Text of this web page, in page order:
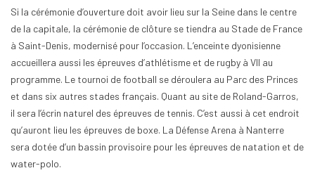
Si la cérémonie d’ouverture doit avoir lieu sur la Seine dans le centre
de la capitale, la cérémonie de clôture se tiendra au Stade de France
à Saint-Denis, modernisé pour l’occasion. L’enceinte dyonisienne
accueillera aussi les épreuves d’athlétisme et de rugby à VII au
programme. Le tournoi de football se déroulera au Parc des Princes
et dans six autres stades français. Quant au site de Roland-Garros,
il sera l’écrin naturel des épreuves de tennis. C’est aussi à cet endroit
qu’auront lieu les épreuves de boxe. La Défense Arena à Nanterre
sera dotée d’un bassin provisoire pour les épreuves de natation et de
water-polo.